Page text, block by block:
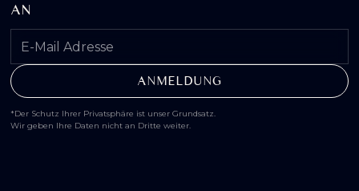
AN
*Der Schutz Ihrer Privatsphäre ist unser Grundsatz.
Wir geben Ihre Daten nicht an Dritte weiter.